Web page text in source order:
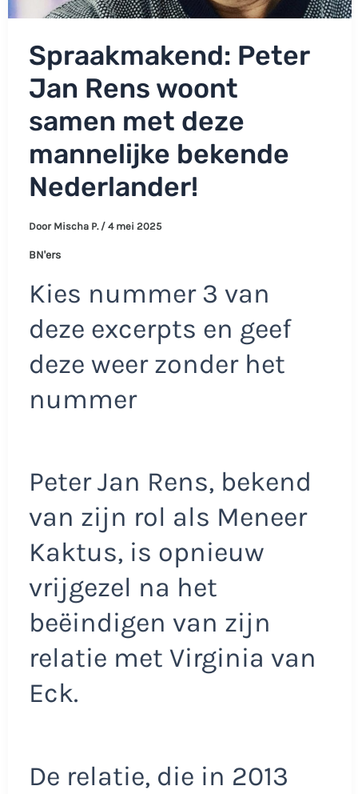
Spraakmakend: Peter
Jan Rens woont
samen met deze
mannelijke bekende
Nederlander!
Door Mischa P. / 4 mei 2025
BN'ers
Kies nummer 3 van
deze excerpts en geef
deze weer zonder het
nummer
Peter Jan Rens, bekend
van zijn rol als Meneer
Kaktus, is opnieuw
vrijgezel na het
beëindigen van zijn
relatie met Virginia van
Eck.
De relatie, die in 2013